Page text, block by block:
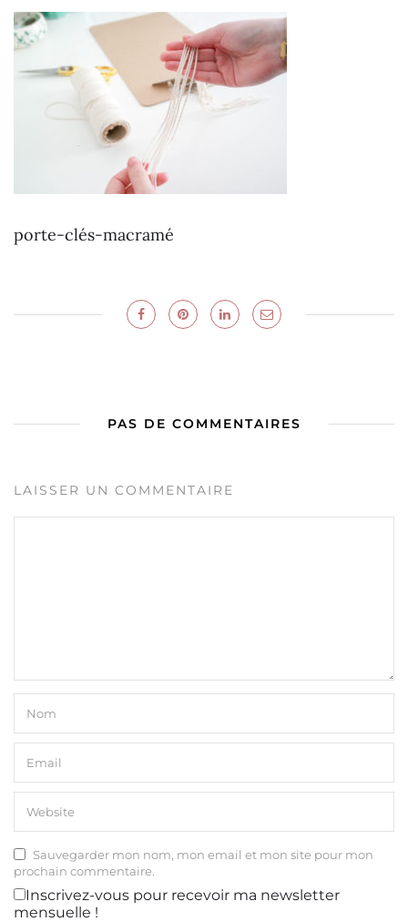
porte-clés-macramé
PAS DE COMMENTAIRES
LAISSER UN COMMENTAIRE
Sauvegarder mon nom, mon email et mon site pour mon
prochain commentaire.
Inscrivez-vous pour recevoir ma newsletter
mensuelle !